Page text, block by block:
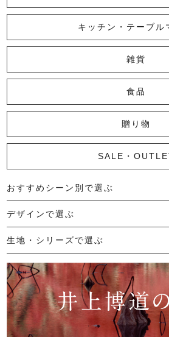
└ ポシェット・ショルダーバッグ
└ トートバッグ
└ 巾着バッグ
キッチン・テーブル
└ 蚊帳のふきん
└ かっぽう着・エプロン
└ その他キッチン小物
└ コースター
└ ランチョンマット・プレースマッ
└ テーブルランナー・テーブルセン
雑貨
└ その他小物
└ タオル・ハンカチ
└ ポーチ
└ インテリア
食品
贈り物
SALE・
おすすめシーン別で選ぶ
└ 新生活
└ 和装
└ 旅行
└ 快眠
└ お祝い
デザインで選ぶ
└ ゆったりデザイン
└ 小柄さんにおすすめデザイン
└ 袖付きデザイン
└ メンズ・ユニセックスデザイン
└ 暮らしの黒色特集
生地・シリーズで選ぶ
└ 手紬手織り麻
└ 先染め麻
└ からみ織
└ グレーズリネン
└ 綿麻帆布
└ リネンツイード
└ リネンハンプ
└ ざっくり麻
└ オーガニックの蚊帳
└ かやキノミシリーズ
└ ふちどりシリーズ
└ 花紋シリーズ
└ 小紋シリーズ
└ 華わびシリーズ
└ 波ステッチシリーズ
└ あゆみ鹿シリーズ
└ 森の鹿シリーズ
└ まほろばシリーズ
└ 刺し子渦シリーズ
└ 革の水玉シリーズ
└ 新ビオシリーズ